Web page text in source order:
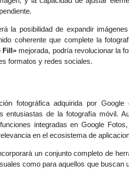
la posibilidad de expandir
coherente que complete la
Fill»mejorada, podría revolucionar la
formatos y redes sociales.
fotográfica adquirida por
entusiastas de la fotografía móvil.
integradas en Google
en el ecosistema de
un conjunto completo de
como para aquellos que buscan